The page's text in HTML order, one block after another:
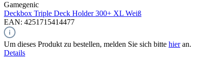
Gamegenic
Deckbox Triple Deck Holder 300+ XL Weiß
EAN: 4251715414477
Um dieses Produkt zu bestellen, melden Sie sich bitte hieran.
Details